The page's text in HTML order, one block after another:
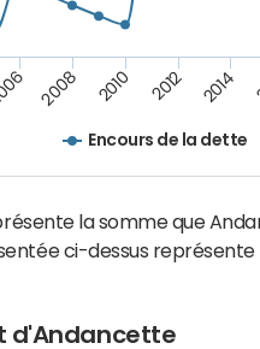
Encours de la dette
2008 2010 2012 2014
la somme que
ci-dessus représente
d'Andancette